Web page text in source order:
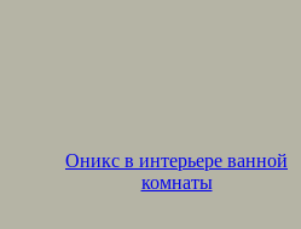
Оникс в интерьере ванной
комнаты